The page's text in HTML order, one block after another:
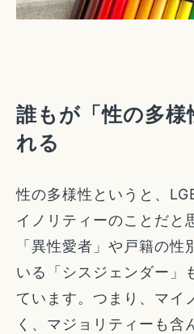
誰もが「性の多様
れる
性の多様性というと、
イノリティーのことだと
「異性愛者」や戸籍の性
いる「シスジェンダー」
ています。つまり、マイ
く、マジョリティーも含